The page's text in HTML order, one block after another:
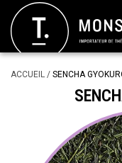
ACCUEIL / SENCHA